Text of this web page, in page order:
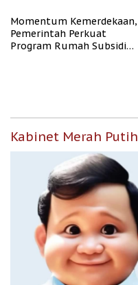
Momentum Kemerdekaan,
Pemerintah Perkuat
Program Rumah Subsidi
Kabinet Merah Putih